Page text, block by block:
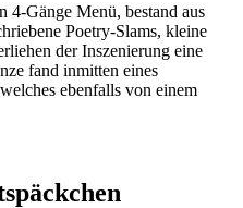
4-Gänge Menü, bestand aus
Poetry-Slams, kleine
der Inszenierung eine
fand inmitten eines
ebenfalls von einem